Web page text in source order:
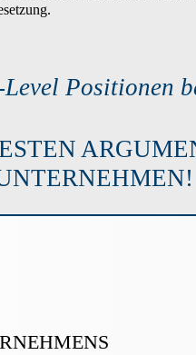
Level Positionen